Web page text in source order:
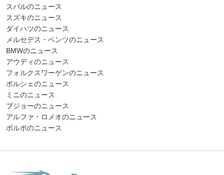
スバルのニュース
スズキのニュース
ダイハツのニュース
メルセデス・ベンツのニュース
BMWのニュース
アウディのニュース
フォルクスワーゲンのニュース
ポルシェのニュース
ミニのニュース
プジョーのニュース
アルファ・ロメオのニュース
ボルボのニュース